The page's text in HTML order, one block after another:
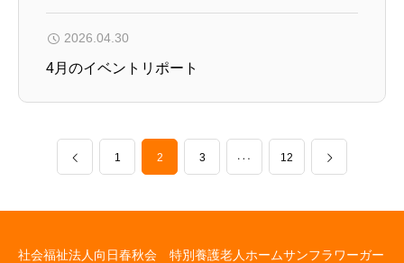
2026.04.30
4月のイベントリポート
1 2 3
… 12
社会福祉法人向日春秋会 特別養護老人ホームサンフラワーガー